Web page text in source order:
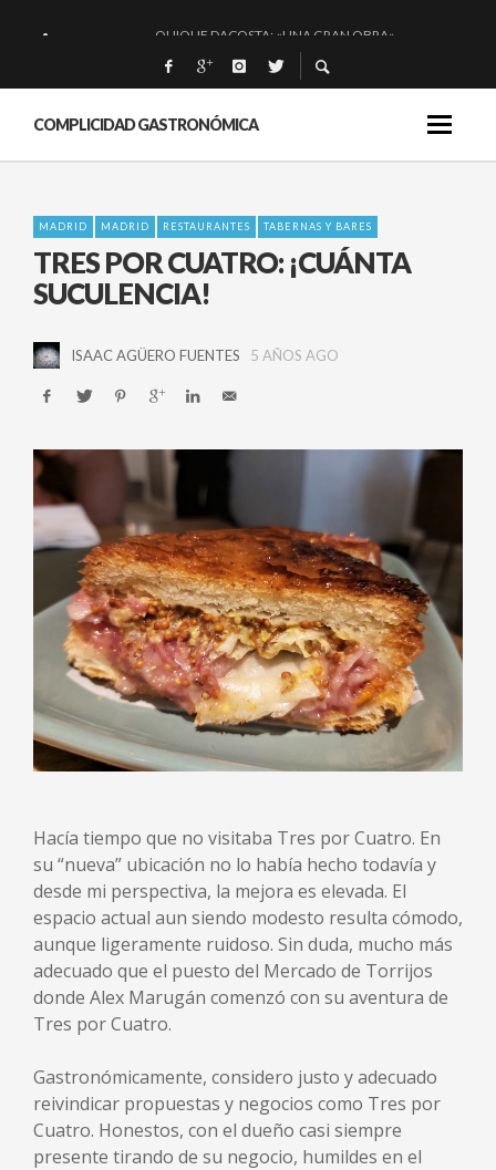
QUIQUE DACOSTA: «UNA GRAN OBRA»
EL BARUCO DE ANERO: MUCHO MÁS QUE UN BAR.
MONTIA: ESENCIAL Y BRILLANTE.
COMPLICIDAD GASTRONÓMICA
MADRID MADRID RESTAURANTES TABERNAS Y BARES
TRES POR CUATRO: ¡CUÁNTA
SUCULENCIA!
ISAAC AGÜERO FUENTES 5 AÑOS AGO
Hacía tiempo que no visitaba Tres por Cuatro. En
su “nueva” ubicación no lo había hecho todavía y
desde mi perspectiva, la mejora es elevada. El
espacio actual aun siendo modesto resulta cómodo,
aunque ligeramente ruidoso. Sin duda, mucho más
adecuado que el puesto del Mercado de Torrijos
donde Alex Marugán comenzó con su aventura de
Tres por Cuatro.
Gastronómicamente, considero justo y adecuado
reivindicar propuestas y negocios como Tres por
Cuatro. Honestos, con el dueño casi siempre
presente tirando de su negocio, humildes en el